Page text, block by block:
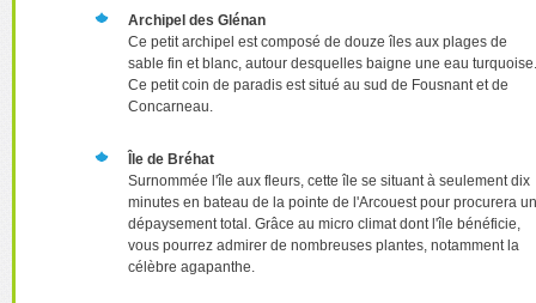
Archipel des Glénan
Ce petit archipel est composé de douze îles aux plages de
sable fin et blanc, autour desquelles baigne une eau turquoise.
Ce petit coin de paradis est situé au sud de Fousnant et de
Concarneau.
Île de Bréhat
Surnommée l'île aux fleurs, cette île se situant à seulement dix
minutes en bateau de la pointe de l'Arcouest pour procurera un
dépaysement total. Grâce au micro climat dont l'île bénéficie,
vous pourrez admirer de nombreuses plantes, notamment la
célèbre agapanthe.